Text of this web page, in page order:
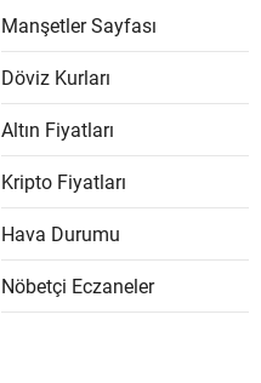
Manşetler Sayfası
Döviz Kurları
Altın Fiyatları
Kripto Fiyatları
Hava Durumu
Nöbetçi Eczaneler